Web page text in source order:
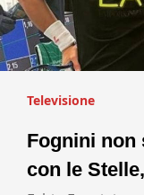
Televisione
Fognini non
con le